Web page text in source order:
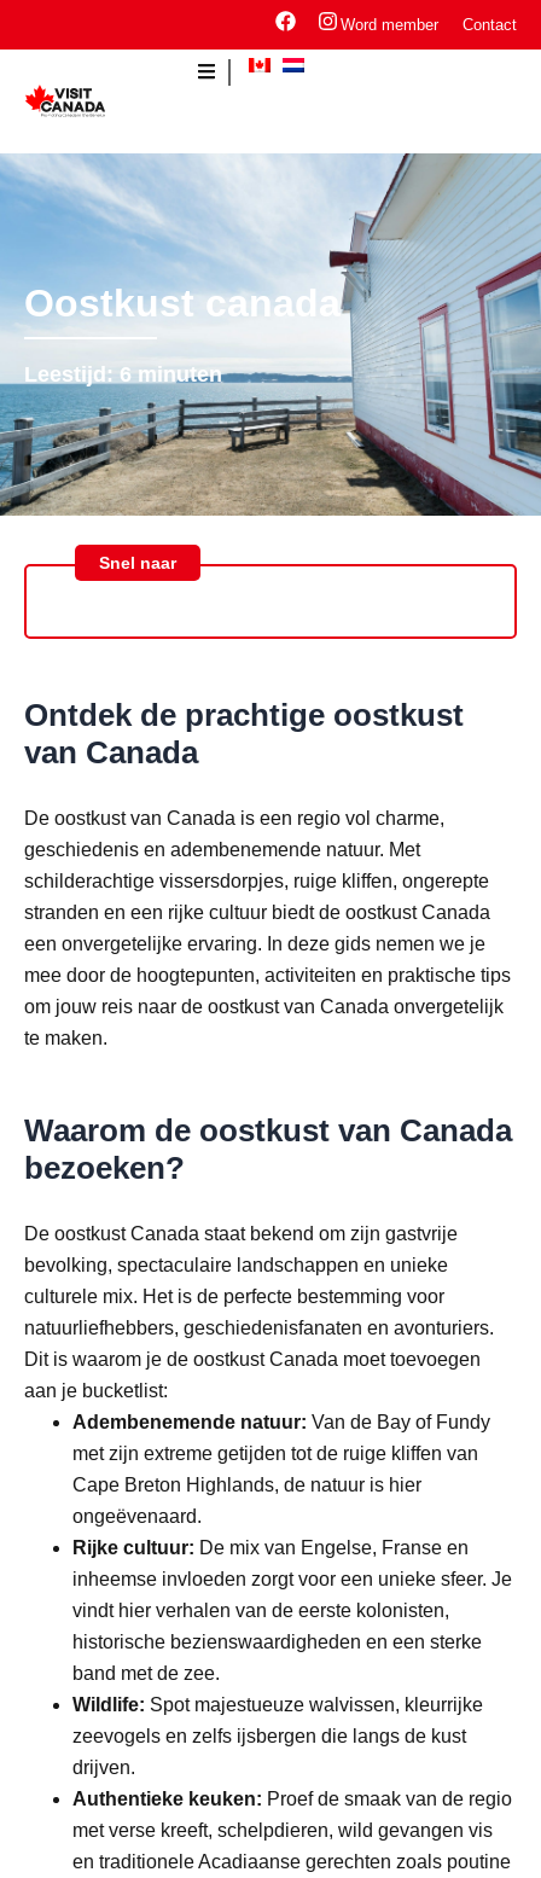
Word member Contact
Oostkust canada
Leestijd: 6 minuten
Ontdek de prachtige oostkust
van Canada
De oostkust van Canada is een regio vol charme,
geschiedenis en adembenemende natuur. Met
schilderachtige vissersdorpjes, ruige kliffen, ongerepte
stranden en een rijke cultuur biedt de oostkust Canada
een onvergetelijke ervaring. In deze gids nemen we je
mee door de hoogtepunten, activiteiten en praktische tips
om jouw reis naar de oostkust van Canada onvergetelijk
te maken.
Waarom de oostkust van Canada
bezoeken?
De oostkust Canada staat bekend om zijn gastvrije
bevolking, spectaculaire landschappen en unieke
culturele mix. Het is de perfecte bestemming voor
natuurliefhebbers, geschiedenisfanaten en avonturiers.
Dit is waarom je de oostkust Canada moet toevoegen
aan je bucketlist:
Adembenemende natuur: Van de Bay of Fundy
met zijn extreme getijden tot de ruige kliffen van
Cape Breton Highlands, de natuur is hier
ongeëvenaard.
Rijke cultuur: De mix van Engelse, Franse en
inheemse invloeden zorgt voor een unieke sfeer. Je
vindt hier verhalen van de eerste kolonisten,
historische bezienswaardigheden en een sterke
band met de zee.
Wildlife: Spot majestueuze walvissen, kleurrijke
zeevogels en zelfs ijsbergen die langs de kust
drijven.
Authentieke keuken: Proef de smaak van de regio
met verse kreeft, schelpdieren, wild gevangen vis
en traditionele Acadiaanse gerechten zoals poutine
Snel naar